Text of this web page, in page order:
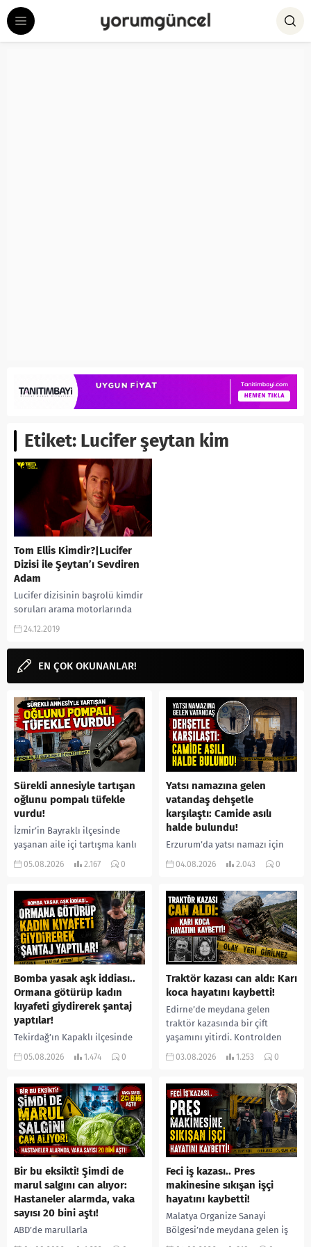
Etiket: Lucifer şeytan kim
Tom Ellis Kimdir?|Lucifer
Dizisi ile Şeytan’ı Sevdiren
Adam
Lucifer dizisinin başrolü kimdir
soruları arama motorlarında
sıkça aranıyor. Tom Ellis kimdir?
boyu, kızı, kilosu...
24.12.2019
EN ÇOK OKUNANLAR!
Sürekli annesiyle tartışan
oğlunu pompalı tüfekle
vurdu!
İzmir’in Bayraklı ilçesinde
yaşanan aile içi tartışma kanlı
bitti. İddiaya göre, uzun süredir
05.08.2026 2.167 0
Yatsı namazına gelen
vatandaş dehşetle
karşılaştı: Camide asılı
halde bulundu!
Erzurum’da yatsı namazı için
camiye gelen bir vatandaş,
yerine sevk edilen...
04.08.2026 2.043 0
Bomba yasak aşk iddiası..
Ormana götürüp kadın
kıyafeti giydirerek şantaj
yaptılar!
Tekirdağ’ın Kapaklı ilçesinde
bir kişiyi, arkadaşının eşiyle
kadın kıyafetleri giydirdiği,
özür videosu çektirip...
05.08.2026 1.474 0
Traktör kazası can aldı: Karı
koca hayatını kaybetti!
Edirne’de meydana gelen
traktör kazasında bir çift
yaşamını yitirdi. Kontrolden
çıkarak devrilen traktörün
03.08.2026 1.253 0
Bir bu eksikti! Şimdi de
marul salgını can alıyor:
Hastaneler alarmda, vaka
sayısı 20 bini aştı!
ABD’de marullarla
ilişkilendirilen siklospora
Feci iş kazası.. Pres
makinesine sıkışan işçi
hayatını kaybetti!
Malatya Organize Sanayi
Bölgesi’nde meydana gelen iş
kazasında, pres makinesine